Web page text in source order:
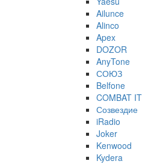
Ailunce
Alinco
Apex
DOZOR
AnyTone
СОЮЗ
Belfone
COMBAT IT
Созвездие
iRadio
Joker
Kenwood
Kydera